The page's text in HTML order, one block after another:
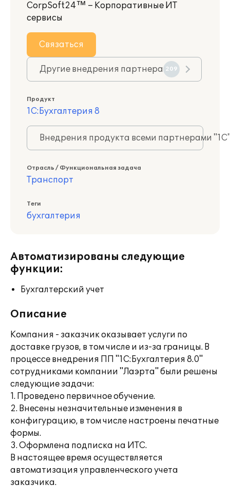
CorpSoft24™ – Корпоративные ИТ
сервисы
Связаться
Другие внедрения партнера 209
Продукт
1С:Бухгалтерия 8
Внедрения продукта всеми партнерами
Отрасль / Функциональная задача
Транспорт
Теги
бухгалтерия
Автоматизированы следующие
функции:
Бухгалтерский учет
Описание
Компания - заказчик оказывает услуги по
доставке грузов, в том числе и из-за границы. В
процессе внедрения ПП "1С:Бухгалтерия 8.0"
сотрудниками компании "Лаэрта" были решены
следующие задачи:
1. Проведено первичное обучение.
2. Внесены незначительные изменения в
конфигурацию, в том числе настроены печатные
формы.
3. Оформлена подписка на ИТС.
В настоящее время осуществляется
автоматизация управленческого учета
заказчика.